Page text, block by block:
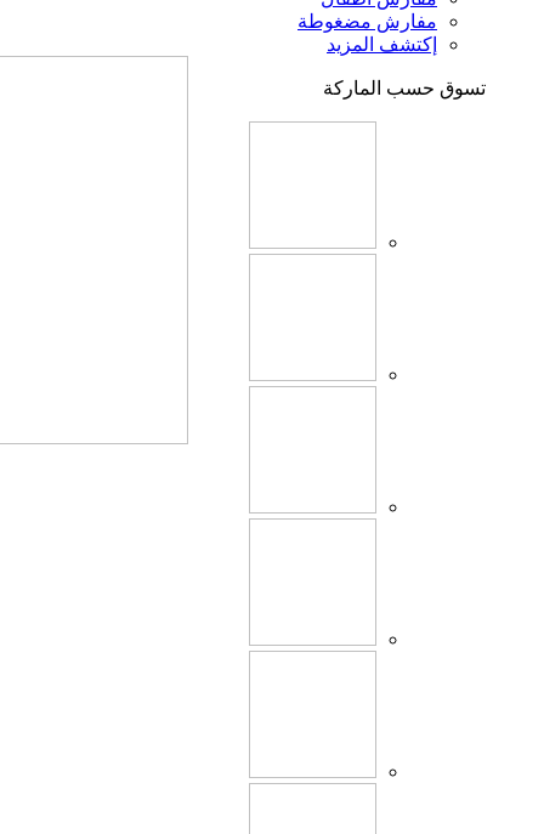
مفارش مضغوطة
إكتشف المزيد
تسوق حسب الماركة